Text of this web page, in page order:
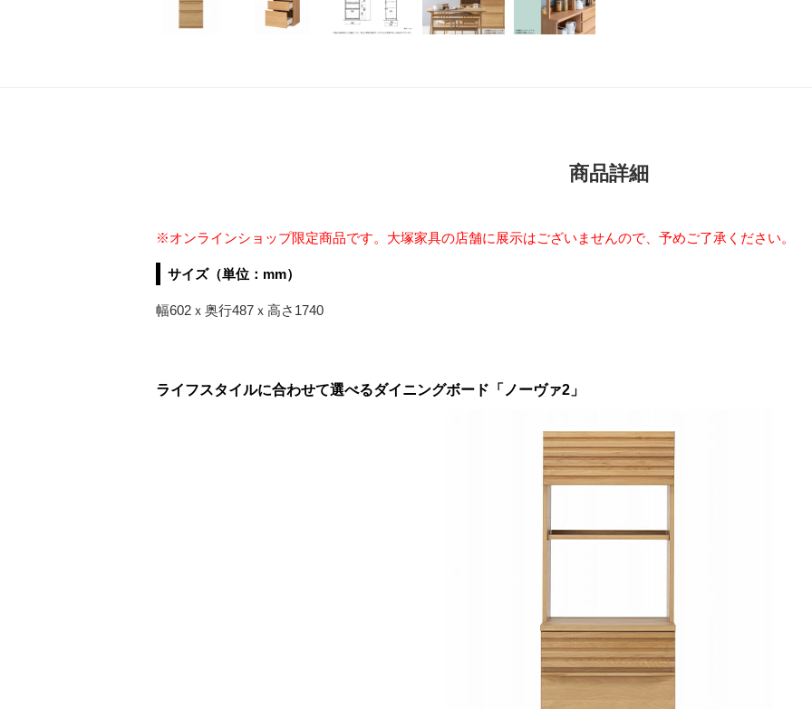
商品詳細
※オンラインショップ限定商品です。大塚家具の店舗に展示はございませんので、予めご了承ください。
サイズ（単位：mm）
幅602ｘ奥行487ｘ高さ1740
ライフスタイルに合わせて選べるダイニングボード「ノーヴァ2」